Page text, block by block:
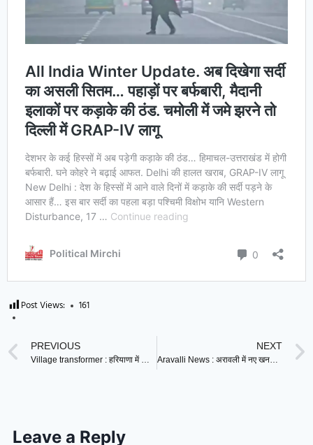
Post Views: 161
PREVIOUS
Village transformer : हरियाणा में शादी के लिए उतार ले गए गांव का ट्रांसफार्मर, दो सस्पेंड
NEXT
Aravalli News : अरावली में नए खनन पट्टों पर रोक का अनिल विज ने किया स्वागत, बोले-पर्यावरण संरक्षण की दिशा में बड़ा कदम
Leave a Reply